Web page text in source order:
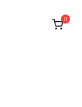
0